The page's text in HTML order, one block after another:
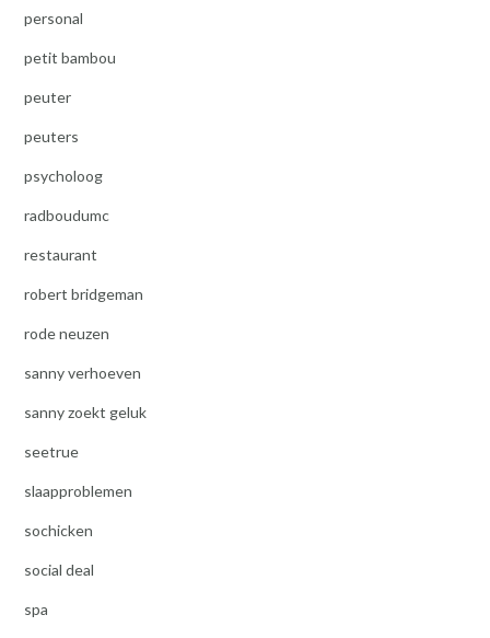
personal
petit bambou
peuter
peuters
psycholoog
radboudumc
restaurant
robert bridgeman
rode neuzen
sanny verhoeven
sanny zoekt geluk
seetrue
slaapproblemen
sochicken
social deal
spa